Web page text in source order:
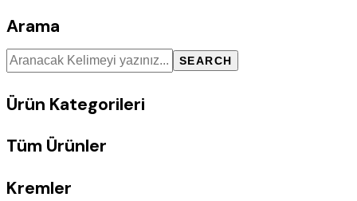
Arama
SEARCH
Ürün Kategorileri
Tüm Ürünler
Kremler